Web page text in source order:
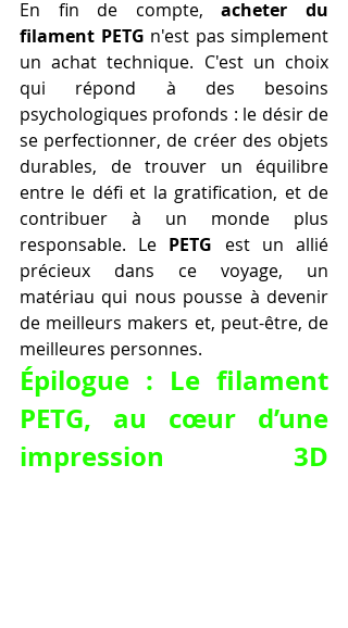
En fin de compte, acheter du
filament PETG n'est pas simplement
un achat technique. C'est un choix
qui répond à des besoins
psychologiques profonds : le désir de
se perfectionner, de créer des objets
durables, de trouver un équilibre
entre le défi et la gratification, et de
contribuer à un monde plus
responsable. Le PETG est un allié
précieux dans ce voyage, un
matériau qui nous pousse à devenir
de meilleurs makers et, peut-être, de
meilleures personnes.
Épilogue : Le filament
PETG, au cœur d’une
impression 3D